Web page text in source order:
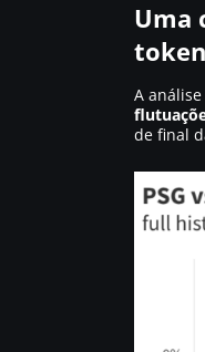
Uma
token
A
de final